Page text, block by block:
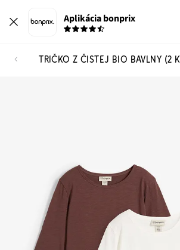
Aplikácia bonprix
TRIČKO Z ČISTEJ BIO BAVLNY (2